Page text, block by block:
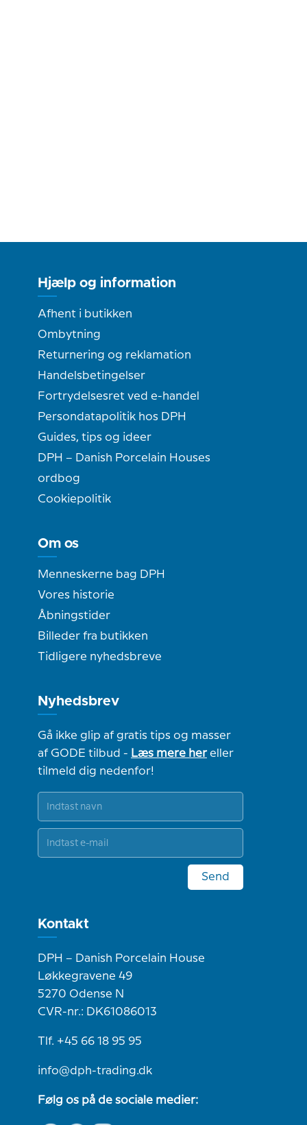
Hjælp og information
Afhent i butikken
Ombytning
Returnering og reklamation
Handelsbetingelser
Fortrydelsesret ved e-handel
Persondatapolitik hos DPH
Guides, tips og ideer
DPH – Danish Porcelain Houses
ordbog
Cookiepolitik
Om os
Menneskerne bag DPH
Vores historie
Åbningstider
Billeder fra butikken
Tidligere nyhedsbreve
Nyhedsbrev
Gå ikke glip af gratis tips og masser
af GODE tilbud - Læs mere hereller
tilmeld dig nedenfor!
Send
Kontakt
DPH – Danish Porcelain House
Løkkegravene 49
5270 Odense N
CVR-nr.: DK61086013
Tlf. +45 66 18 95 95
info@dph-trading.dk
Følg os på de sociale medier: